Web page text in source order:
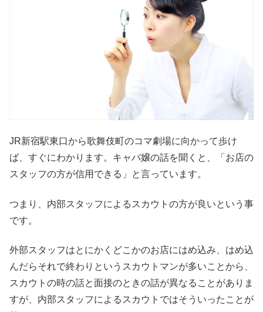
JR新宿駅東口から歌舞伎町のコマ劇場に向かって歩け
ば、すぐにわかります。キャバ嬢の話を聞くと、「お店の
スタッフの方が信用できる」と言っています。
つまり、内部スタッフによるスカウトの方が良いという事
です。
外部スタッフはとにかくどこかのお店にはめ込み、はめ込
んだらそれで終わりというスカウトマンが多いことから、
スカウトの時の話と面接のときの話が異なることがありま
すが、内部スタッフによるスカウトではそういったことが